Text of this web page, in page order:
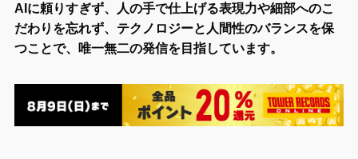
AIに頼りすぎず、人の手で仕上げる表現力や細部へのこ
だわりを忘れず、テクノロジーと人間性のバランスを保
つことで、唯一無二の発信を目指しています。